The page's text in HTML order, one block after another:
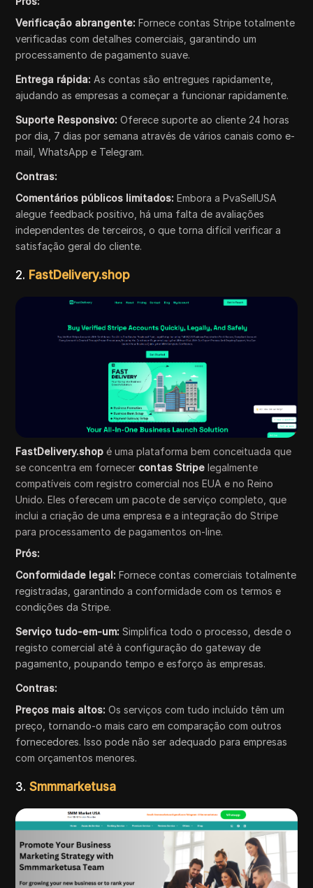
Verificação abrangente: Fornece contas Stripe totalmente
verificadas com detalhes comerciais, garantindo um
processamento de pagamento suave.
Entrega rápida: As contas são entregues rapidamente,
ajudando as empresas a começar a funcionar rapidamente.
Suporte Responsivo: Oferece suporte ao cliente 24 horas
por dia, 7 dias por semana através de vários canais como e-
mail, WhatsApp e Telegram.
Contras:
Comentários públicos limitados: Embora a PvaSellUSA
alegue feedback positivo, há uma falta de avaliações
independentes de terceiros, o que torna difícil verificar a
satisfação geral do cliente.
2. FastDelivery.shop
FastDelivery.shop é uma plataforma bem conceituada que
se concentra em fornecer contas Stripe legalmente
compatíveis com registro comercial nos EUA e no Reino
Unido. Eles oferecem um pacote de serviço completo, que
inclui a criação de uma empresa e a integração do Stripe
para processamento de pagamentos on-line.
Prós:
Conformidade legal: Fornece contas comerciais totalmente
registradas, garantindo a conformidade com os termos e
condições da Stripe.
Serviço tudo-em-um: Simplifica todo o processo, desde o
registo comercial até à configuração do gateway de
pagamento, poupando tempo e esforço às empresas.
Contras:
Preços mais altos: Os serviços com tudo incluído têm um
preço, tornando-o mais caro em comparação com outros
fornecedores. Isso pode não ser adequado para empresas
com orçamentos menores.
3.Smmmarketusa